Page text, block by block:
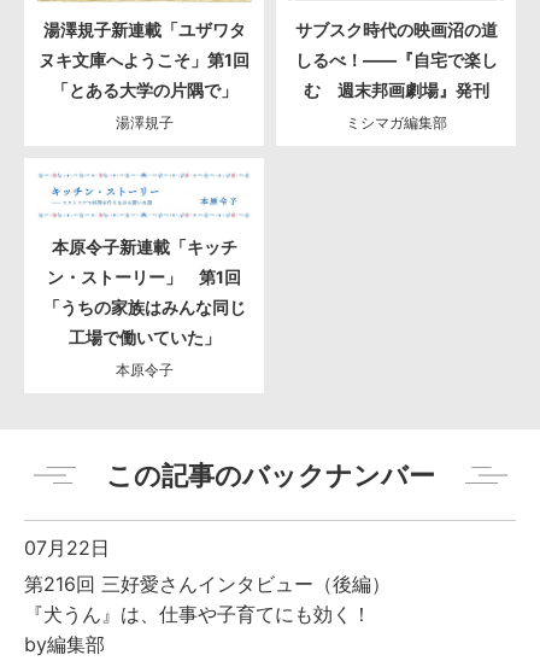
湯澤規子新連載「ユザワタ
ヌキ文庫へようこそ」第1回
「とある大学の片隅で」
湯澤規子
サブスク時代の映画沼の道
しるべ！――『自宅で楽し
む 週末邦画劇場』発刊
ミシマガ編集部
本原令子新連載「キッチ
ン・ストーリー」 第1回
「うちの家族はみんな同じ
工場で働いていた」
本原令子
この記事のバックナンバー
07月22日
第216回 三好愛さんインタビュー（後編）
『犬うん』は、仕事や子育てにも効く！
by編集部